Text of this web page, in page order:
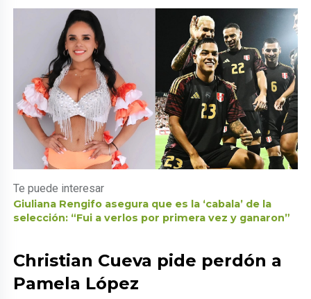
Te puede interesar
Giuliana Rengifo asegura que es la ‘cabala’ de la
selección: “Fui a verlos por primera vez y ganaron”
Christian Cueva pide perdón a
Pamela López